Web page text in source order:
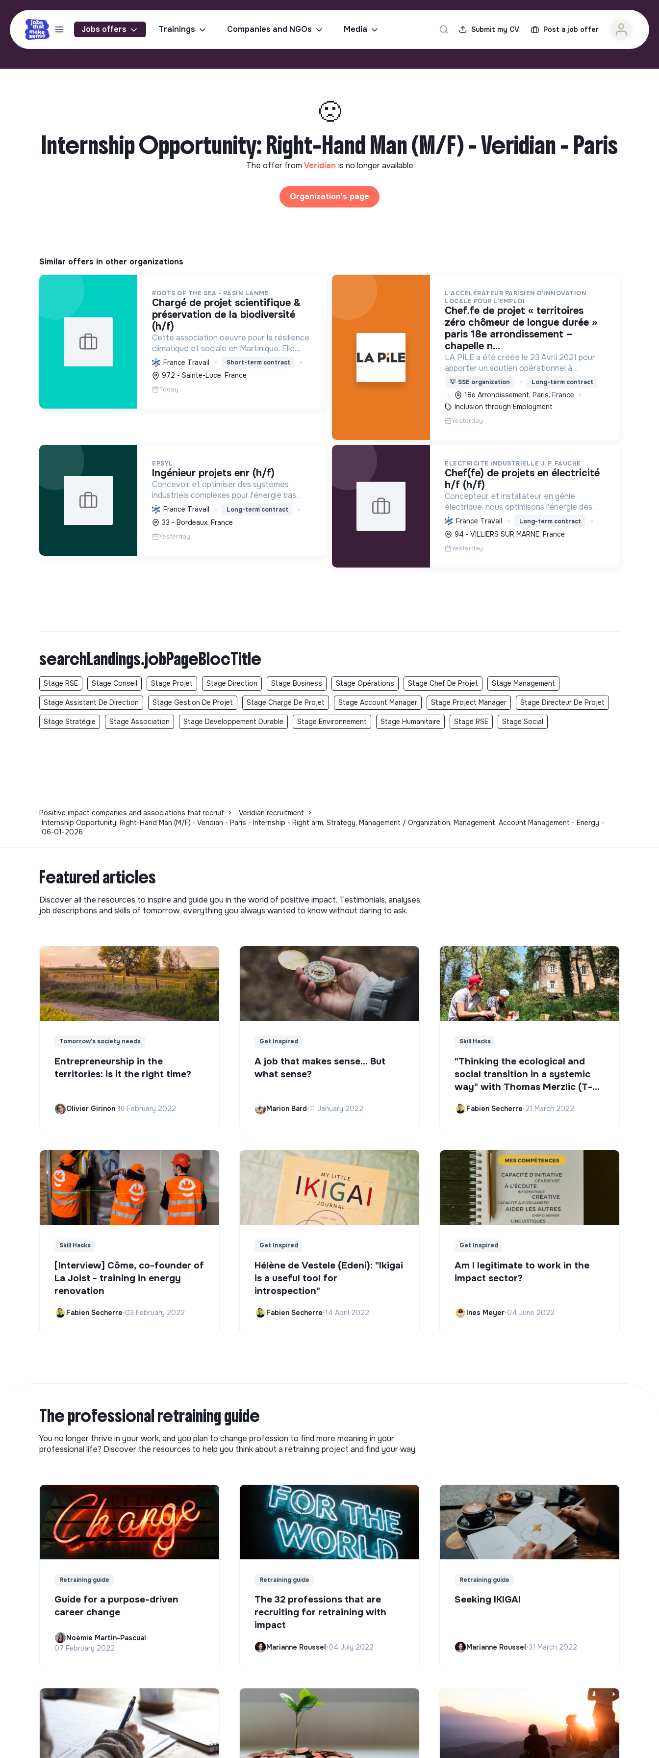
Jobs offers Trainings Companies and NGOs Media Submit my CV Post a job offer
🙁
Internship Opportunity: Right-Hand Man (M/F) - Veridian - Paris
The offer from Veridian is no longer available
Organization's page
Similar offers in other organizations
ROOTS OF THE SEA - RASIN LANME
chargé de projet scientifique &
préservation de la biodiversité
(h/f)
Cette association oeuvre pour la résilience
climatique et sociale en Martinique. Elle
protège et restaure les écosystèmes
marins et côtiers, sensibilise le public et
mobilise les citoyens pour un aven...
France Travail Short-term contract
972 - Sainte-Luce, France
Today
L'ACCÉLÉRATEUR PARISIEN D'INNOVATION
LOCALE POUR L'EMPLOI
chef.fe de projet « territoires
zéro chômeur de longue durée »
paris 18e arrondissement –
chapelle n...
LA PILE a été créée le 23 Avril 2021 pour
apporter un soutien opérationnel à
l'essaimage de l’expérimentation
"Territoires Zéro Chômeur de Longue
Durée" à Paris
💡 SSE organization Long-term contract
18e Arrondissement, Paris, France
Inclusion through Employment
Yesterday
EPSYL
ingénieur projets enr (h/f)
Concevoir et optimiser des systèmes
industriels complexes pour l'énergie bas
carbone et la mobilité durable, en
s'appuyant sur l'innovation et une
démarche RSE.
France Travail Long-term contract
33 - Bordeaux, France
Yesterday
ELECTRICITE INDUSTRIELLE J. P. FAUCHE
chef(fe) de projets en électricité
h/f (h/f)
Concepteur et installateur en génie
électrique, nous optimisons l'énergie des
entreprises et collectivités. Engagés dans
la transition écologique avec le Label RGE,
nous offrons des solutions innovant...
France Travail Long-term contract
94 - VILLIERS SUR MARNE, France
Yesterday
searchLandings.jobPageBlocTitle
Stage RSE Stage Conseil Stage Projet Stage Direction Stage Business Stage Opérations Stage Chef De Projet Stage Management
Stage Assistant De Direction Stage Gestion De Projet Stage Chargé De Projet Stage Account Manager Stage Project Manager Stage Directeur De Projet
Stage Stratégie Stage Association Stage Developpement Durable Stage Environnement Stage Humanitaire Stage RSE Stage Social
Positive impact companies and associations that recruit > Veridian recruitment
>
Internship Opportunity: Right-Hand Man (M/F) - Veridian - Paris - Internship - Right arm, Strategy, Management / Organization, Management, Account Management - Energy -
06-01-2026
Featured articles
Discover all the resources to inspire and guide you in the world of positive impact. Testimonials, analyses,
job descriptions and skills of tomorrow, everything you always wanted to know without daring to ask.
Tomorrow's society needs
Entrepreneurship in the
territories: is it the right time?
Olivier Girinon•16 February 2022
Get Inspired
A job that makes sense... But
what sense?
Marion Bard•11 January 2022
Skill Hacks
"Thinking the ecological and
social transition in a systemic
way" with Thomas Merzlic (T-
Fabien Secherre•21 March 2022
Skill Hacks
[Interview] Côme, co-founder of
La Joist - training in energy
renovation
Fabien Secherre•03 February 2022
Get Inspired
Hélène de Vestele (Edeni): "Ikigai
is a useful tool for
introspection"
Fabien Secherre•14 April 2022
Get Inspired
Am I legitimate to work in the
impact sector?
Ines Meyer•04 June 2022
The professional retraining guide
You no longer thrive in your work, and you plan to change profession to find more meaning in your
professional life? Discover the resources to help you think about a retraining project and find your way.
Retraining guide
Guide for a purpose-driven
career change
Noëmie Martin-Pascual•
07 February 2022
Retraining guide
The 32 professions that are
recruiting for retraining with
impact
Marianne Roussel•04 July 2022
Retraining guide
Seeking IKIGAI
Marianne Roussel•31 March 2022